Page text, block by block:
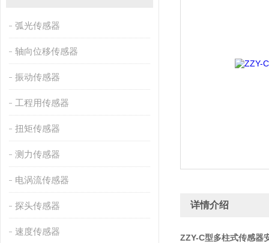
弧光传感器
轴向位移传感器
振动传感器
工程用传感器
扭矩传感器
测力传感器
电涡流传感器
探头传感器
速度传感器
详情介绍
ZZY-C型多柱式传感器